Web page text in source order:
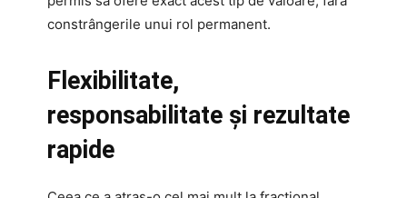
constrângerile unui rol permanent.
Flexibilitate,
responsabilitate și rezultate
rapide